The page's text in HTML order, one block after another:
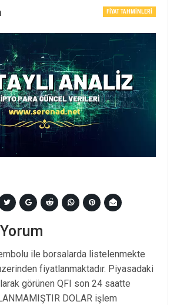
FIYAT TAHMINLERI
ile borsalarda listelenmekte
fiyatlanmaktadır. Piyasadaki
görünen QFI son 24 saatte
DOLAR işlem